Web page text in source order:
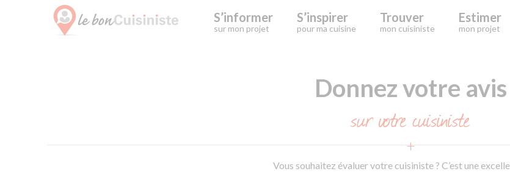
S’informer
sur mon projet
S’inspirer
pour ma cuisine
Trouver
mon cuisiniste
Estimer
mon projet
Donnez votre avis
sur votre cuisiniste
Vous souhaitez évaluer votre cuisiniste ? C’est une